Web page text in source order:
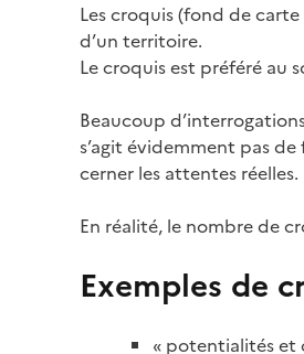
Les croquis (fond de
d’un territoire.
Le croquis est préféré au
Beaucoup
s’agit évidemment pas
cerner les attentes réelles.
En réalité, le nombre de
Exemples de
« potentialités et